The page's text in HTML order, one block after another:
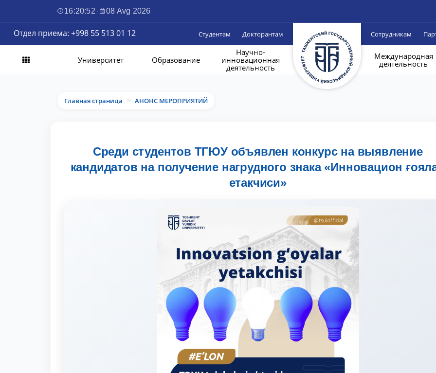
16:20:53 · 08 Avg 2026
Отдел приема: +998 55 513 01 12 Студентам Докторантам Сотрудникам
Университет Образование
Научно-
инновационная
деятельность
Международная
деятельность
Главная страница > АНОНС МЕРОПРИЯТИЙ
Среди студентов ТГЮУ объявлен конкурс на выявление
кандидатов на получение нагрудного знака «Инновацион
етакчиси»